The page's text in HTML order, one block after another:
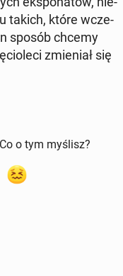
takich, które wcze­
sposób chcemy
zmie­niał się
o tym myślisz?